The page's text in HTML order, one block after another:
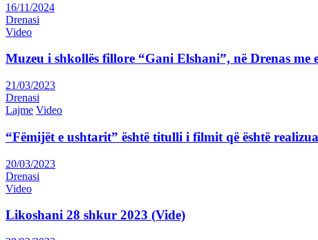
16/11/2024
Drenasi
Video
Muzeu i shkollës fillore “Gani Elshani”, në Drenas me
21/03/2023
Drenasi
Lajme Video
“Fëmijët e ushtarit” është titulli i filmit që është
20/03/2023
Drenasi
Video
Likoshani 28 shkur 2023 (Vide)